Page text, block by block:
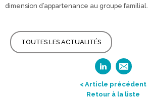
dimension d’appartenance au groupe familial.
TOUTES LES ACTUALITÉS
< Article précédent
Retour à la liste